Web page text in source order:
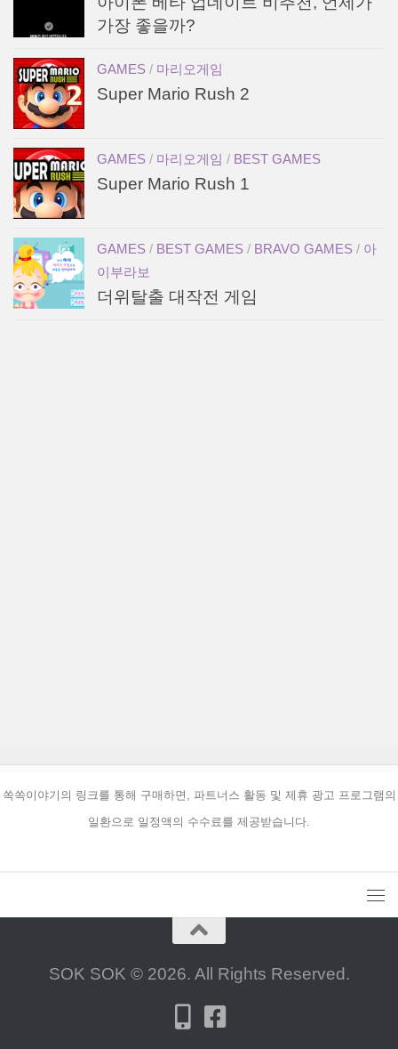
가장 좋을까?
GAMES / 마리오게임
Super Mario Rush 2
GAMES / 마리오게임 / BEST GAMES
Super Mario Rush 1
GAMES / BEST GAMES / BRAVO GAMES / 아
이부라보
더위탈출 대작전 게임
쏙쏙이야기의 링크를 통해 구매하면, 파트너스 활동 및 제휴 광고 프로그램의
일환으로 일정액의 수수료를 제공받습니다.
SOK SOK © 2026. All Rights Reserved.